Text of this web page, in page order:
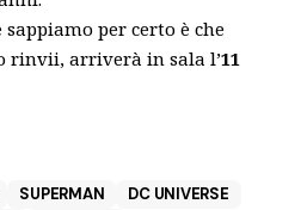
per certo è che
rinvii, arriverà in sala l’11
SUPERMAN
DC UNIVERSE